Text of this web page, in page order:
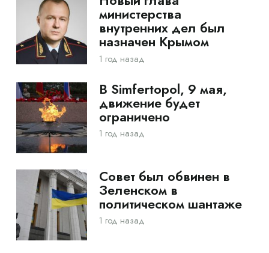
министерства
внутренних дел был
назначен Крымом
1 год назад
В Simfertopol, 9 мая,
движение будет
ограничено
1 год назад
Совет был обвинен в
Зеленском в
политическом шантаже
1 год назад